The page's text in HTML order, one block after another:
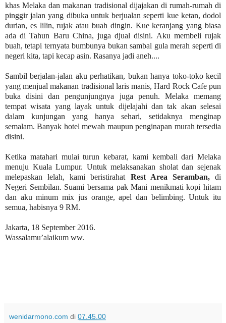
khas Melaka dan makanan tradisional dijajakan di rumah-rumah di
pinggir jalan yang dibuka untuk berjualan seperti kue ketan, dodol
durian, es lilin, rujak atau buah dingin. Kue keranjang yang biasa
ada di Tahun Baru China, juga djual disini. Aku membeli rujak
buah, tetapi ternyata bumbunya bukan sambal gula merah seperti di
negeri kita, tapi kecap asin. Rasanya jadi aneh....
Sambil berjalan-jalan aku perhatikan, bukan hanya toko-toko kecil
yang menjual makanan tradisional laris manis, Hard Rock Cafe pun
buka disini dan pengunjungnya juga penuh. Melaka memang
tempat wisata yang layak untuk dijelajahi dan tak akan selesai
dalam kunjungan yang hanya sehari, setidaknya menginap
semalam. Banyak hotel mewah maupun penginapan murah tersedia
disini.
Ketika matahari mulai turun kebarat, kami kembali dari Melaka
menuju Kuala Lumpur. Untuk melaksanakan sholat dan sejenak
melepaskan lelah, kami beristirahat Rest Area Seramban,di
Negeri Sembilan. Suami bersama pak Mani menikmati kopi hitam
dan aku minum mix jus orange, apel dan belimbing. Untuk itu
semua, habisnya 9 RM.
Jakarta, 18 September 2016.
Wassalamu’alaikum ww.
wenidarmono.com di 07.45.00